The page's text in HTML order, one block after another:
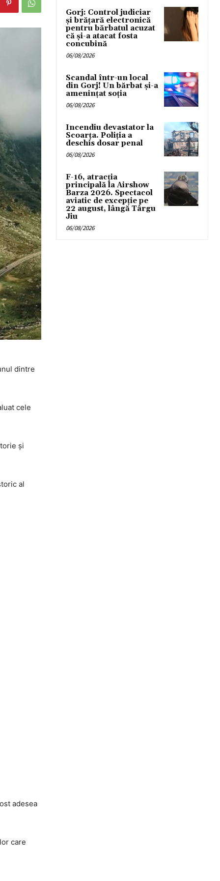
dintre
cele
și
al
adesea
care
Gorj: Control judiciar
și brățară electronică
pentru bărbatul acuzat
că și-a atacat fosta
concubină
06/08/2026
Scandal într-un local
din Gorj! Un bărbat și-a
amenințat soția
06/08/2026
Incendiu devastator la
Scoarța. Poliția a
deschis dosar penal
06/08/2026
F-16, atracția
principală la Airshow
Barza 2026. Spectacol
aviatic de excepție pe
22 august, lângă Târgu
Jiu
06/08/2026